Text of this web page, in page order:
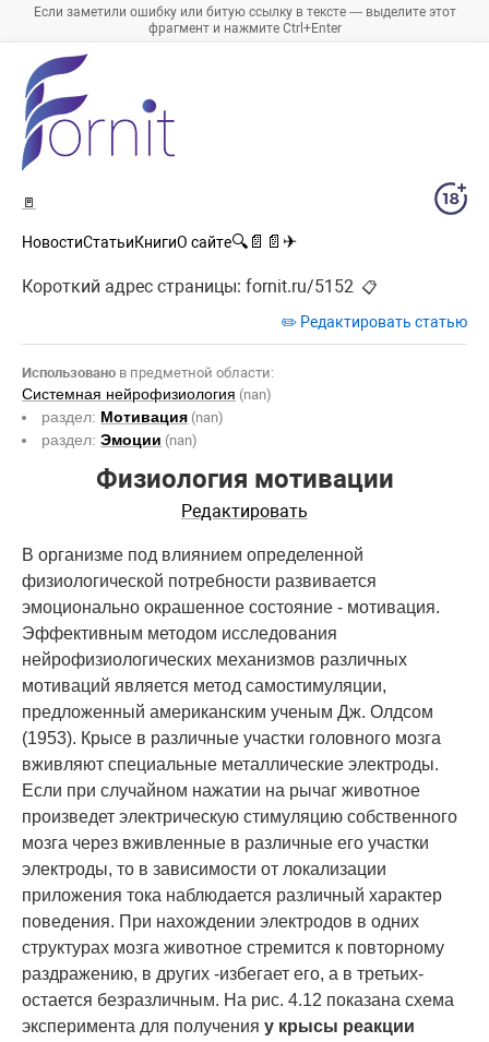
Если заметили ошибку или битую ссылку в тексте — выделите этот
фрагмент и нажмите Ctrl+Enter
🚪
НовостиСтатьиКнигиО сайте🔍 📄 📄 ✈
Короткий адрес страницы: fornit.ru/5152 📋
✏️ Редактировать статью
Использовано в предметной области:
Системная нейрофизиология (nan)
раздел: Мотивация (nan)
раздел:Эмоции (nan)
Физиология мотивации
Редактировать
В организме под влиянием определенной
физиологической потребности развивается
эмоционально окрашенное состояние - мотивация.
Эффективным методом исследования
нейрофизиологических механизмов различных
мотиваций является метод самостимуляции,
предложенный американским ученым Дж. Олдсом
(1953). Крысе в различные участки головного мозга
вживляют специальные металлические электроды.
Если при случайном нажатии на рычаг животное
произведет электрическую стимуляцию собственного
мозга через вживленные в различные его участки
электроды, то в зависимости от локализации
приложения тока наблюдается различный характер
поведения. При нахождении электродов в одних
структурах мозга животное стремится к повторному
раздражению, в других -избегает его, а в третьих-
остается безразличным. На рис. 4.12 показана схема
эксперимента для получения у крысы реакции